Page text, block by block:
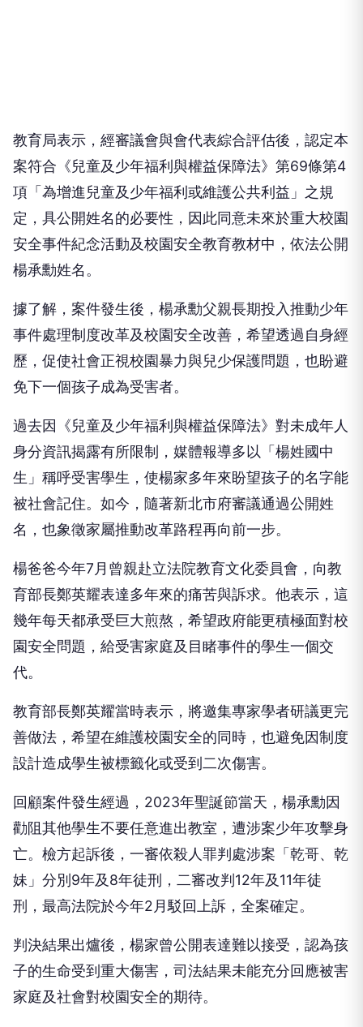
教育局表示，經審議會與會代表綜合評估後，認定本
案符合《兒童及少年福利與權益保障法》第69條第4
項「為增進兒童及少年福利或維護公共利益」之規
定，具公開姓名的必要性，因此同意未來於重大校園
安全事件紀念活動及校園安全教育教材中，依法公開
楊承勳姓名。
據了解，案件發生後，楊承勳父親長期投入推動少年
事件處理制度改革及校園安全改善，希望透過自身經
歷，促使社會正視校園暴力與兒少保護問題，也盼避
免下一個孩子成為受害者。
過去因《兒童及少年福利與權益保障法》對未成年人
身分資訊揭露有所限制，媒體報導多以「楊姓國中
生」稱呼受害學生，使楊家多年來盼望孩子的名字能
被社會記住。如今，隨著新北市府審議通過公開姓
名，也象徵家屬推動改革路程再向前一步。
楊爸爸今年7月曾親赴立法院教育文化委員會，向教
育部長鄭英耀表達多年來的痛苦與訴求。他表示，這
幾年每天都承受巨大煎熬，希望政府能更積極面對校
園安全問題，給受害家庭及目睹事件的學生一個交
代。
教育部長鄭英耀當時表示，將邀集專家學者研議更完
善做法，希望在維護校園安全的同時，也避免因制度
設計造成學生被標籤化或受到二次傷害。
回顧案件發生經過，2023年聖誕節當天，楊承勳因
勸阻其他學生不要任意進出教室，遭涉案少年攻擊身
亡。檢方起訴後，一審依殺人罪判處涉案「乾哥、乾
妹」分別9年及8年徒刑，二審改判12年及11年徒
刑，最高法院於今年2月駁回上訴，全案確定。
判決結果出爐後，楊家曾公開表達難以接受，認為孩
子的生命受到重大傷害，司法結果未能充分回應被害
家庭及社會對校園安全的期待。